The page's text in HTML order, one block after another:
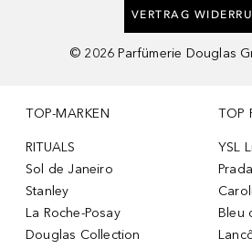
VERTRAG
© 2026 Parfümerie Douglas
TOP-MARKEN
RITUALS
Sol de Janeiro
Stanley
La Roche-Posay
Douglas Collection
TOP
YSL
Bleu